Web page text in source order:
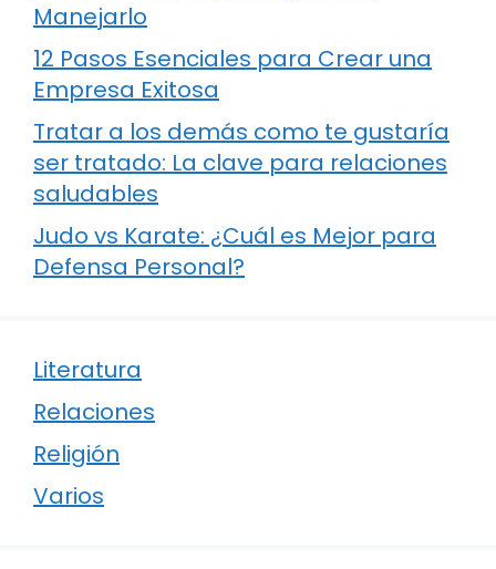
Manejarlo
12 Pasos Esenciales para Crear una
Empresa Exitosa
Tratar a los demás como te gustaría
ser tratado: La clave para relaciones
saludables
Judo vs Karate: ¿Cuál es Mejor para
Defensa Personal?
Literatura
Relaciones
Religión
Varios